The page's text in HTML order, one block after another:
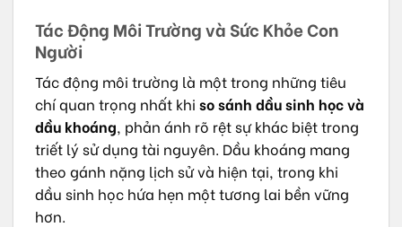
Tác Động Môi Trường và Sức Khỏe Con
Người
Tác động môi trường là một trong những tiêu
chí quan trọng nhất khi so sánh dầu sinh học và
dầu khoáng, phản ánh rõ rệt sự khác biệt trong
triết lý sử dụng tài nguyên. Dầu khoáng mang
theo gánh nặng lịch sử và hiện tại, trong khi
dầu sinh học hứa hẹn một tương lai bền vững
hơn.